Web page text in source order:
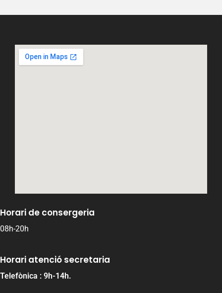
Horari de consergeria
08h-20h
Horari atenció secretaria
Telefònica : 9h-14h.